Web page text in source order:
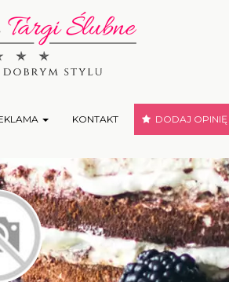
KONTAKT DODAJ OPINIĘ